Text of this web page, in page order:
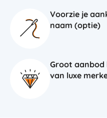
Voorzie je
naam (optie)
Groot aanbod
van luxe